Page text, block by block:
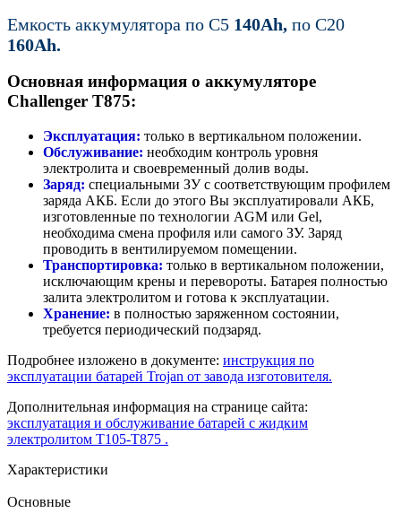
Емкость аккумулятора по С5 140Ah, по C20
160Ah.
Основная информация о аккумуляторе
Challenger T875:
Эксплуатация: только в вертикальном положении.
Обслуживание: необходим контроль уровня
электролита и своевременный долив воды.
Заряд: специальными ЗУ с соответствующим профилем
заряда АКБ. Если до этого Вы эксплуатировали АКБ,
изготовленные по технологии AGM или Gel,
необходима смена профиля или самого ЗУ. Заряд
проводить в вентилируемом помещении.
Транспортировка: только в вертикальном положении,
исключающим крены и перевороты. Батарея полностью
залита электролитом и готова к эксплуатации.
Хранение: в полностью заряженном состоянии,
требуется периодический подзаряд.
Подробнее изложено в документе: инструкция по
эксплуатации батарей Trojan от завода изготовителя.
Дополнительная информация на странице сайта:
эксплуатация и обслуживание батарей с жидким
электролитом T105-T875 .
Характеристики
Основные